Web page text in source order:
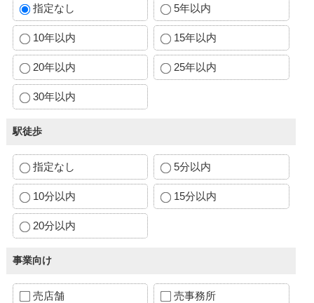
指定なし 5年以内
10年以内 15年以内
20年以内 25年以内
30年以内
駅徒歩
指定なし 5分以内
10分以内 15分以内
20分以内
事業向け
売店舗 売事務所